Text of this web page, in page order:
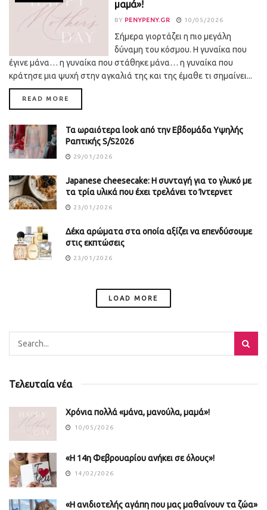
μαμά»!
BY PENYPENY.GR 10/05/2026
Σήμερα γιορτάζει η πιο μεγάλη
δύναμη του κόσμου. Η γυναίκα που
έγινε μάνα… η γυναίκα που στάθηκε μάνα… η γυναίκα που
κράτησε μια ψυχή στην αγκαλιά της και της έμαθε τι σημαίνει...
READ MORE
Τα ωραιότερα look από την Εβδομάδα Υψηλής
Ραπτικής S/S2026
29/01/2026
Japanese cheesecake: Η συνταγή για το γλυκό με
τα τρία υλικά που έχει τρελάνει το Ίντερνετ
23/01/2026
Δέκα αρώματα στα οποία αξίζει να επενδύσουμε
στις εκπτώσεις
23/01/2026
LOAD MORE
Τελευταία νέα
Χρόνια πολλά «μάνα, μανούλα, μαμά»!
10/05/2026
«Η 14η Φεβρουαρίου ανήκει σε όλους»!
14/02/2026
«Η ανιδιοτελής αγάπη που μας μαθαίνουν τα ζώα»